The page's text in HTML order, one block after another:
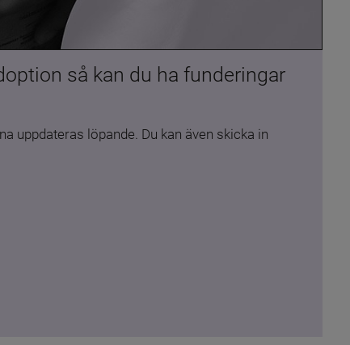
så kan du ha funderingar
uppdateras löpande. Du kan även skicka in